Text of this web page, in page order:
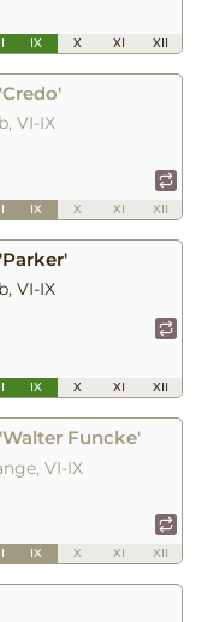
IX X XI XII
VI-IX
IX X XI XII
VI-IX
IX X XI XII
Funcke'
VI-IX
IX X XI XII